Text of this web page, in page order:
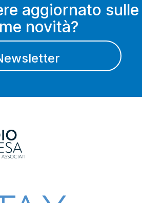
aggiornato sulle
novità?